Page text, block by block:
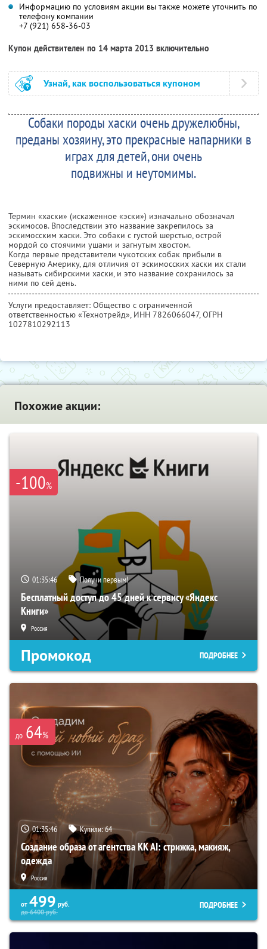
Информацию по условиям акции вы также можете уточнить по
телефону компании
+7 (921) 658-36-03
Купон действителен по 14 марта 2013 включительно
Узнай, как воспользоваться купоном
Собаки породы хаски очень дружелюбны,
преданы хозяину, это прекрасные напарники в
играх для детей, они очень
подвижны и неутомимы.
Термин «хаски» (искаженное «эски») изначально обозначал
эскимосов. Впоследствии это название закрепилось за
эскимосским хаски. Это собаки с густой шерстью, острой
мордой со стоячими ушами и загнутым хвостом.
Когда первые представители чукотских собак прибыли в
Северную Америку, для отличия от эскимосских хаски их стали
называть сибирскими хаски, и это название сохранилось за
ними по сей день.
Услуги предоставляет: Общество с ограниченной
ответственностью «Технотрейд», ИНН 7826066047, ОГРН
1027810292113
Похожие акции:
-100%
01:35:45 Получи первым!
Бесплатный доступ до 45 дней к сервису «Яндекс
Книги»
Россия
Промокод ПОДРОБНЕЕ
до 64%
01:35:45 Купили:64
Создание образа от агентства KK AI: стрижка, макияж,
одежда
Россия
от 499 руб.
до6400руб.
ПОДРОБНЕЕ